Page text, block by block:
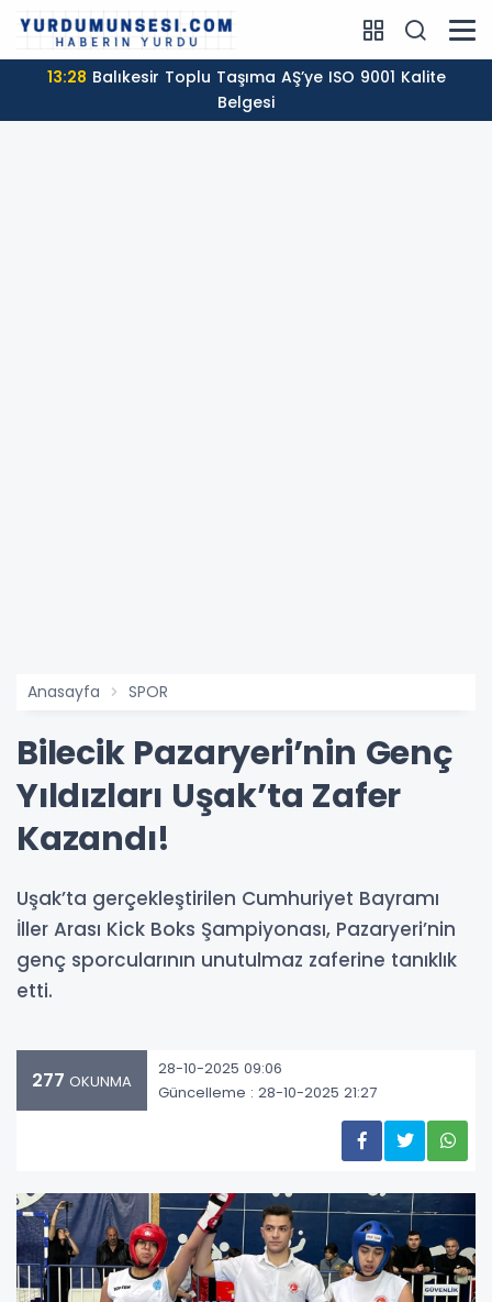
13:28
Belgesi
Anasayfa SPOR
Bilecik Pazaryeri’nin Genç
Yıldızları Uşak’ta Zafer
Kazandı!
Uşak’ta gerçekleştirilen Cumhuriyet Bayramı
İller Arası Kick Boks Şampiyonası, Pazaryeri’nin
genç sporcularının unutulmaz zaferine tanıklık
etti.
277 OKUNMA
28-10-2025 09:06
Güncelleme : 28-10-2025 21:27